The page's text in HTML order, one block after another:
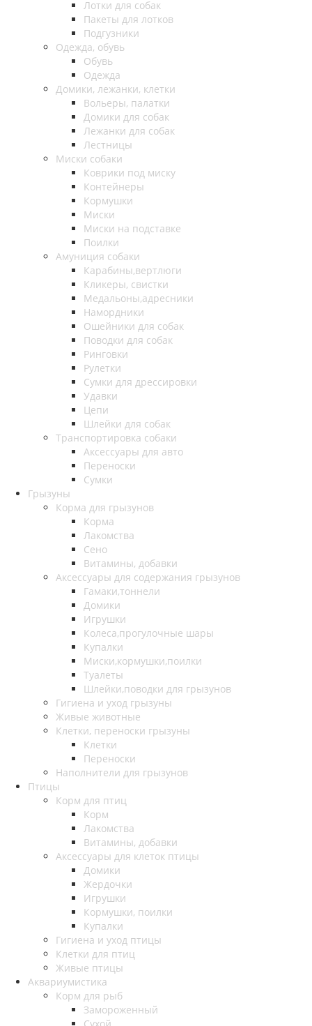
Лотки для собак
Пакеты для лотков
Подгузники
Одежда, обувь
Обувь
Одежда
Домики, лежанки, клетки
Вольеры, палатки
Домики для собак
Лежанки для собак
Лестницы
Миски собаки
Коврики под миску
Контейнеры
Кормушки
Миски
Миски на подставке
Поилки
Амуниция собаки
Карабины,вертлюги
Кликеры, свистки
Медальоны,адресники
Намордники
Ошейники для собак
Поводки для собак
Ринговки
Рулетки
Сумки для дрессировки
Удавки
Цепи
Шлейки для собак
Транспортировка собаки
Аксессуары для авто
Переноски
Сумки
Грызуны
Корма для грызунов
Корма
Лакомства
Сено
Витамины, добавки
Аксессуары для содержания грызунов
Гамаки,тоннели
Домики
Игрушки
Колеса,прогулочные шары
Купалки
Миски,кормушки,поилки
Туалеты
Шлейки,поводки для грызунов
Гигиена и уход грызуны
Живые животные
Клетки, переноски грызуны
Клетки
Переноски
Наполнители для грызунов
Птицы
Корм для птиц
Корм
Лакомства
Витамины, добавки
Аксессуары для клеток птицы
Домики
Жердочки
Игрушки
Кормушки, поилки
Купалки
Гигиена и уход птицы
Клетки для птиц
Живые птицы
Аквариумистика
Корм для рыб
Замороженный